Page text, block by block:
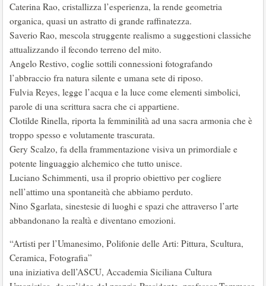
Caterina Rao, cristallizza l’esperienza, la rende geometria
organica, quasi un astratto di grande raffinatezza.
Saverio Rao, mescola struggente realismo a suggestioni classiche
attualizzando il fecondo terreno del mito.
Angelo Restivo, coglie sottili connessioni fotografando
l’abbraccio fra natura silente e umana sete di riposo.
Fulvia Reyes, legge l’acqua e la luce come elementi simbolici,
parole di una scrittura sacra che ci appartiene.
Clotilde Rinella, riporta la femminilità ad una sacra armonia che è
troppo spesso e volutamente trascurata.
Gery Scalzo, fa della frammentazione visiva un primordiale e
potente linguaggio alchemico che tutto unisce.
Luciano Schimmenti, usa il proprio obiettivo per cogliere
nell’attimo una spontaneità che abbiamo perduto.
Nino Sgarlata, sinestesie di luoghi e spazi che attraverso l’arte
abbandonano la realtà e diventano emozioni.
“Artisti per l’Umanesimo, Polifonie delle Arti: Pittura, Scultura,
Ceramica, Fotografia”
una iniziativa dell’ASCU, Accademia Siciliana Cultura